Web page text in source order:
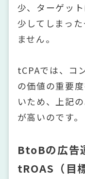
少、ターゲッ
少してしまっ
ません。
tCPAでは、コ
の価値の重要
いため、上記
が高いのです。
BtoBの広告
tROAS（目